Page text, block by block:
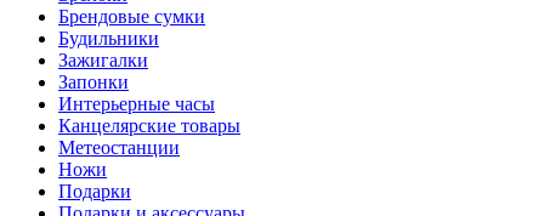
Брендовые сумки
Будильники
Зажигалки
Запонки
Интерьерные часы
Канцелярские товары
Метеостанции
Ножи
Подарки